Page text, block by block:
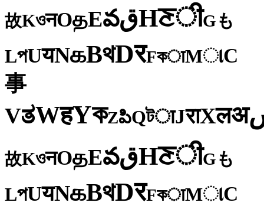
故KওनOதEవقHਣीGも
LপUयNகBথDरFকाMાC
事
VತWहYকZపిQটाJराXलअ
故KওनOதEవقHਣीGも
LপUयNகBথDरFকाMાC